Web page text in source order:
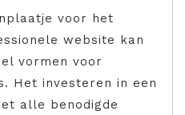
voor het
website kan
vormen voor
Het investeren in een
alle benodigde